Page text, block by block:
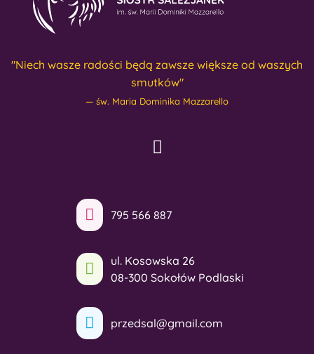
"Niech wasze radości będą zawsze większe od waszych
smutków"
św. Maria Dominika Mazzarello
795 566 887
ul. Kosowska 26
08-300 Sokołów Podlaski
przedsal@gmail.com